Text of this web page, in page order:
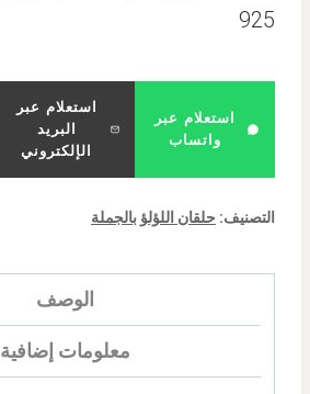
925
استعلام عبر
واتساب
استعلام عبر
البريد
الإلكتروني
التصنيف: حلقان اللؤلؤ بالجملة
الوصف
معلومات إضافية